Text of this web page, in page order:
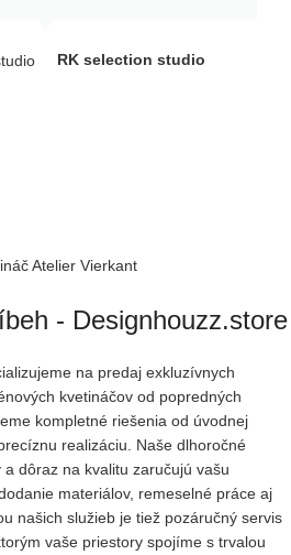
RK selection studio
- Designhouzz.store
na predaj exkluzívnych
kvetináčov od popredných
kompletné riešenia od úvodnej
realizáciu. Naše dlhoročné
dôraz na kvalitu zaručujú vašu
materiálov, remeselné práce aj
našich služieb je tiež pozáručný servis
vaše priestory spojíme s trvalou